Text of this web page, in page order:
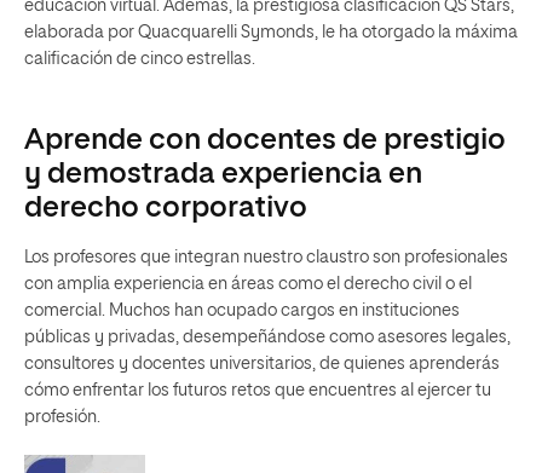
educación virtual. Además, la prestigiosa clasificación QS Stars,
elaborada por Quacquarelli Symonds, le ha otorgado la máxima
calificación de cinco estrellas.
Aprende con docentes de prestigio
y demostrada experiencia en
derecho corporativo
Los profesores que integran nuestro claustro son profesionales
con amplia experiencia en áreas como el derecho civil o el
comercial. Muchos han ocupado cargos en instituciones
públicas y privadas, desempeñándose como asesores legales,
consultores y docentes universitarios, de quienes aprenderás
cómo enfrentar los futuros retos que encuentres al ejercer tu
profesión.